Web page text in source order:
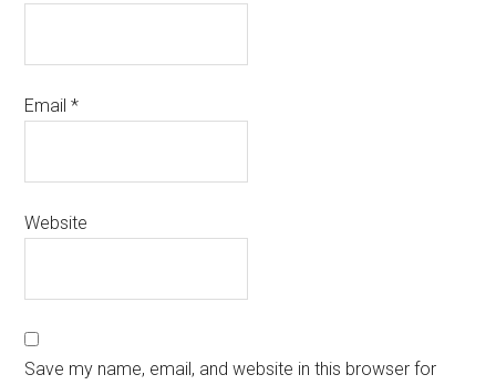
Email*
Website
Save my name, email, and website in this browser for